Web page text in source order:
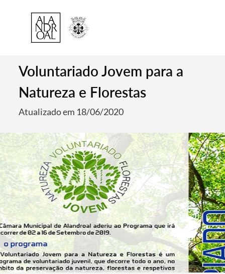
Voluntariado Jovem para a
Natureza e Florestas
Atualizado em 18/06/2020